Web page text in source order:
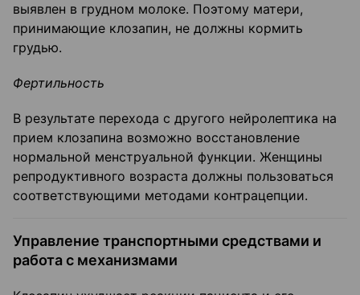
выявлен в грудном молоке. Поэтому матери,
принимающие клозапин, не должны кормить
грудью.
Фертильность
В результате перехода с другого нейролептика на
прием клозапина возможно восстановление
нормальной менструальной функции. Женщины
репродуктивного возраста должны пользоваться
соответствующими методами контрацепции.
Управление транспортными средствами и
работа с механизмами